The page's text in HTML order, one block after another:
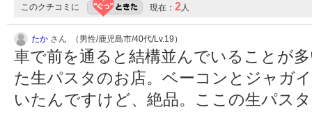
このクチコミに 現在： 2人
たか さん （男性/鹿児島市/40代/Lv.19）
車で前を通ると結構並んでいることが
た生パスタのお店。ベーコンとジャガ
いたんですけど、絶品。ここの生パス